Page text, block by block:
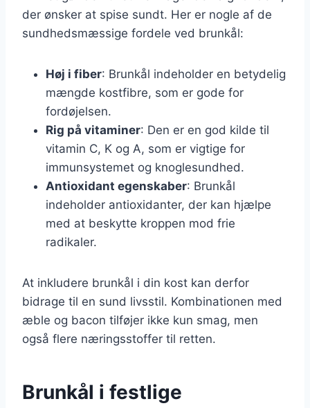
der ønsker at spise sundt. Her er nogle af de
sundhedsmæssige fordele ved brunkål:
Høj i fiber: Brunkål indeholder en betydelig
mængde kostfibre, som er gode for
fordøjelsen.
Rig på vitaminer: Den er en god kilde til
vitamin C, K og A, som er vigtige for
immunsystemet og knoglesundhed.
Antioxidant egenskaber: Brunkål
indeholder antioxidanter, der kan hjælpe
med at beskytte kroppen mod frie
radikaler.
At inkludere brunkål i din kost kan derfor
bidrage til en sund livsstil. Kombinationen med
æble og bacon tilføjer ikke kun smag, men
også flere næringsstoffer til retten.
Brunkål i festlige